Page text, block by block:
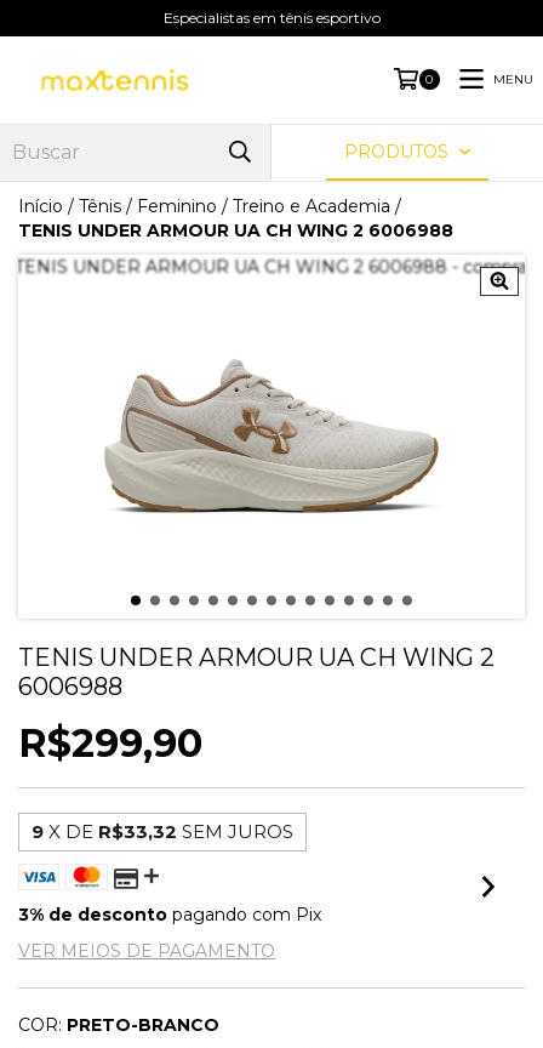
Especialistas em tênis esportivo
0 MENU
PRODUTOS
Início / Tênis / Feminino / Treino e Academia /
TENIS UNDER ARMOUR UA CH WING 2 6006988
TENIS UNDER ARMOUR UA CH WING 2
6006988
R$299,90
9 X DE R$33,32 SEM JUROS
3% de desconto pagando com Pix
VER MEIOS DE PAGAMENTO
COR: PRETO-BRANCO